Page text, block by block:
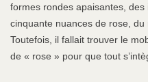
formes rondes apaisantes,
cinquante nuances de rose, du
Toutefois, il fallait trouver le
de « rose » pour que tout